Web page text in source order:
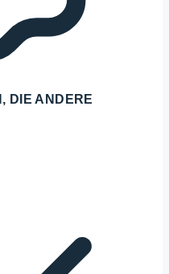
DIE ANDERE